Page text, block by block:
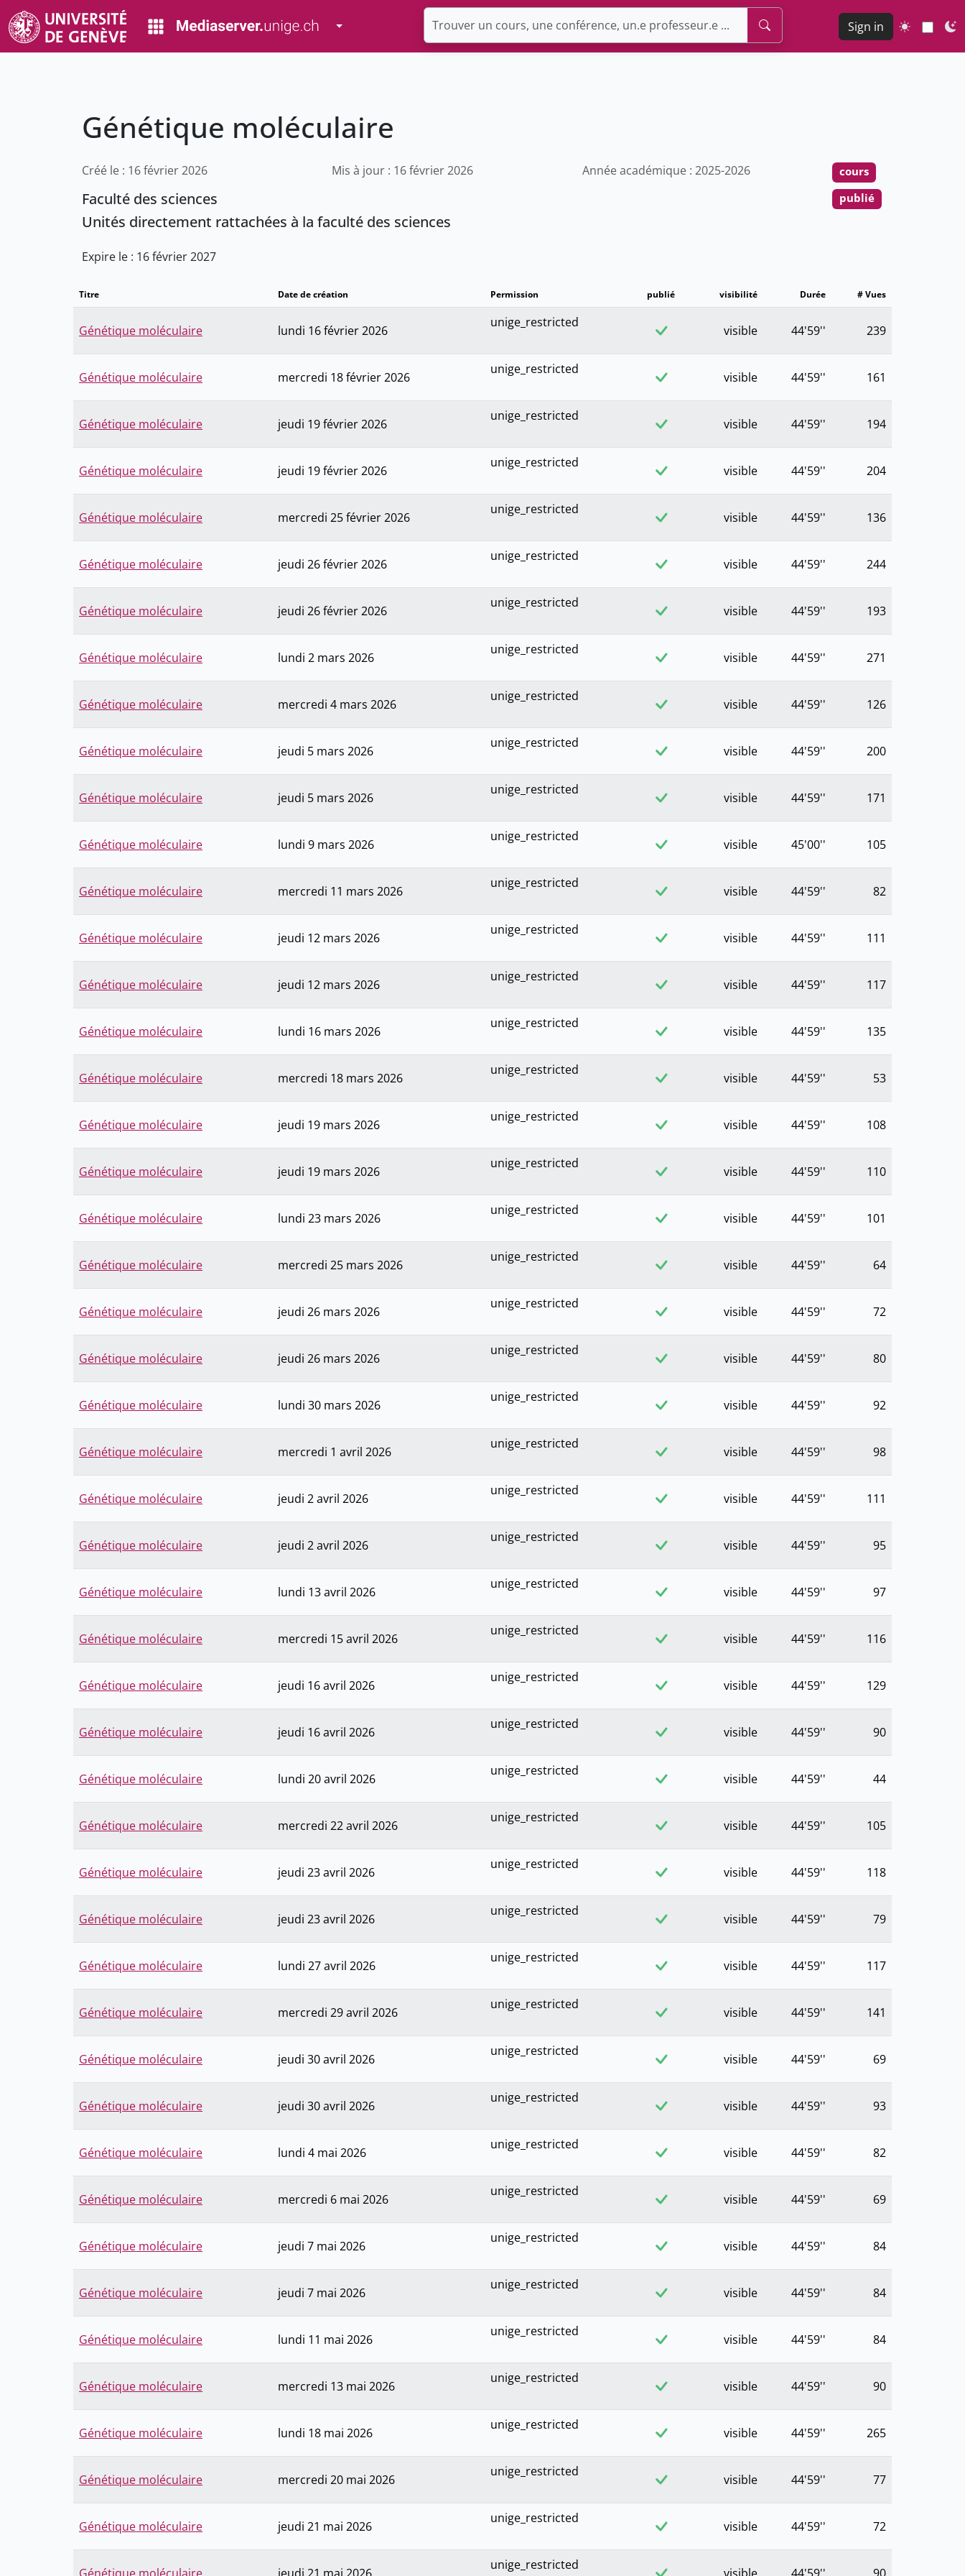
Toggle Dropdown Sign in
Génétique moléculaire
Créé le : 16 février 2026 Mis à jour : 16 février 2026 Année académique : 2025-2026
Faculté des sciences
Unités directement rattachées à la faculté des sciences
Expire le : 16 février 2027
cours
publié
Titre Date de création Permission publié visibilité Durée # Vues
Génétique moléculaire lundi 16 février 2026
unige_restricted
visible 44'59'' 239
Génétique moléculaire mercredi 18 février 2026
unige_restricted
visible 44'59'' 161
Génétique moléculaire jeudi 19 février 2026
unige_restricted
visible 44'59'' 194
Génétique moléculaire jeudi 19 février 2026
unige_restricted
visible 44'59'' 204
Génétique moléculaire mercredi 25 février 2026
unige_restricted
visible 44'59'' 136
Génétique moléculaire jeudi 26 février 2026
unige_restricted
visible 44'59'' 244
Génétique moléculaire jeudi 26 février 2026
unige_restricted
visible 44'59'' 193
Génétique moléculaire lundi 2 mars 2026
unige_restricted
visible 44'59'' 271
Génétique moléculaire mercredi 4 mars 2026
unige_restricted
visible 44'59'' 126
Génétique moléculaire jeudi 5 mars 2026
unige_restricted
visible 44'59'' 200
Génétique moléculaire jeudi 5 mars 2026
unige_restricted
visible 44'59'' 171
Génétique moléculaire lundi 9 mars 2026
unige_restricted
visible 45'00'' 105
Génétique moléculaire mercredi 11 mars 2026
unige_restricted
visible 44'59'' 82
Génétique moléculaire jeudi 12 mars 2026
unige_restricted
visible 44'59'' 111
Génétique moléculaire jeudi 12 mars 2026
unige_restricted
visible 44'59'' 117
Génétique moléculaire lundi 16 mars 2026
unige_restricted
visible 44'59'' 135
Génétique moléculaire mercredi 18 mars 2026
unige_restricted
visible 44'59'' 53
Génétique moléculaire jeudi 19 mars 2026
unige_restricted
visible 44'59'' 108
Génétique moléculaire jeudi 19 mars 2026
unige_restricted
visible 44'59'' 110
Génétique moléculaire lundi 23 mars 2026
unige_restricted
visible 44'59'' 101
Génétique moléculaire mercredi 25 mars 2026
unige_restricted
visible 44'59'' 64
Génétique moléculaire jeudi 26 mars 2026
unige_restricted
visible 44'59'' 72
Génétique moléculaire jeudi 26 mars 2026
unige_restricted
visible 44'59'' 80
Génétique moléculaire lundi 30 mars 2026
unige_restricted
visible 44'59'' 92
Génétique moléculaire mercredi 1 avril 2026
unige_restricted
visible 44'59'' 98
Génétique moléculaire jeudi 2 avril 2026
unige_restricted
visible 44'59'' 111
Génétique moléculaire jeudi 2 avril 2026
unige_restricted
visible 44'59'' 95
Génétique moléculaire lundi 13 avril 2026
unige_restricted
visible 44'59'' 97
Génétique moléculaire mercredi 15 avril 2026
unige_restricted
visible 44'59'' 116
Génétique moléculaire jeudi 16 avril 2026
unige_restricted
visible 44'59'' 129
Génétique moléculaire jeudi 16 avril 2026
unige_restricted
visible 44'59'' 90
Génétique moléculaire lundi 20 avril 2026
unige_restricted
visible 44'59'' 44
Génétique moléculaire mercredi 22 avril 2026
unige_restricted
visible 44'59'' 105
Génétique moléculaire jeudi 23 avril 2026
unige_restricted
visible 44'59'' 118
Génétique moléculaire jeudi 23 avril 2026
unige_restricted
visible 44'59'' 79
Génétique moléculaire lundi 27 avril 2026
unige_restricted
visible 44'59'' 117
Génétique moléculaire mercredi 29 avril 2026
unige_restricted
visible 44'59'' 141
Génétique moléculaire jeudi 30 avril 2026
unige_restricted
visible 44'59'' 69
Génétique moléculaire jeudi 30 avril 2026
unige_restricted
visible 44'59'' 93
Génétique moléculaire lundi 4 mai 2026
unige_restricted
visible 44'59'' 82
Génétique moléculaire mercredi 6 mai 2026
unige_restricted
visible 44'59'' 69
Génétique moléculaire jeudi 7 mai 2026
unige_restricted
visible 44'59'' 84
Génétique moléculaire jeudi 7 mai 2026
unige_restricted
visible 44'59'' 84
Génétique moléculaire lundi 11 mai 2026
unige_restricted
visible 44'59'' 84
Génétique moléculaire mercredi 13 mai 2026
unige_restricted
visible 44'59'' 90
Génétique moléculaire lundi 18 mai 2026
unige_restricted
visible 44'59'' 265
Génétique moléculaire mercredi 20 mai 2026
unige_restricted
visible 44'59'' 77
Génétique moléculaire jeudi 21 mai 2026
unige_restricted
visible 44'59'' 72
unige_restricted